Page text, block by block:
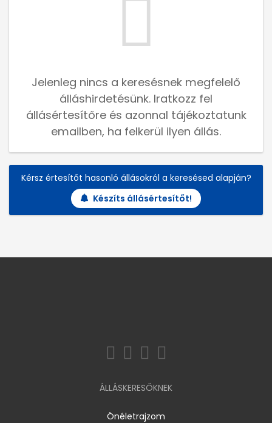
Jelenleg nincs a keresésnek megfelelő
álláshirdetésünk. Iratkozz fel
állásértesítőre és azonnal tájékoztatunk
emailben, ha felkerül ilyen állás.
Kérsz értesítőt hasonló állásokról a keresésed alapján?
Készíts állásértesítőt!
ÁLLÁSKERESŐKNEK
Önéletrajzom